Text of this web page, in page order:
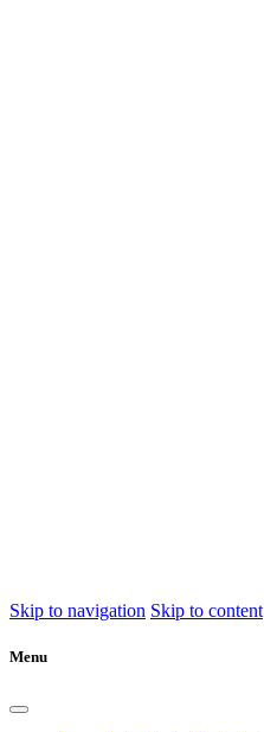
Skip to navigation Skip to content
Menu